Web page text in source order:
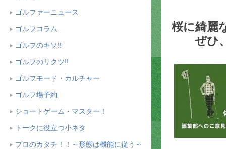
ゴルファーニュース
ゴルフコラム
ゴルフのキソ!!
ゴルフのリクツ!!
ゴルフモード・カルチャー
ゴルフ場予約
ショートゲーム・マスター！
トークに役立つ小ネタ
プロのカタチ！！～形態は機能に従う～
桜に綺麗
ぜひ、